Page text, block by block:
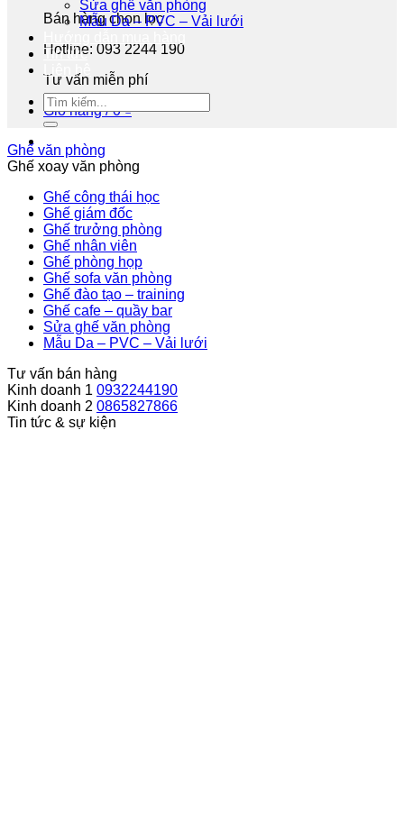
Bán hàng chọn lọc
Hotline: 093 2244 190
Tư vấn miễn phí
Giỏ hàng /0₫
Sửa ghế văn phòng
Mẫu Da – PVC – Vải lưới
Tin tức
Liên hệ
Ghế văn phòng
Ghế xoay văn phòng
Ghế công thái học
Ghế giám đốc
Ghế trưởng phòng
Ghế nhân viên
Ghế phòng họp
Ghế sofa văn phòng
Ghế đào tạo – training
Ghế cafe – quầy bar
Sửa ghế văn phòng
Mẫu Da – PVC – Vải lưới
Tư vấn bán hàng
Kinh doanh 1 0932244190
Kinh doanh 2 0865827866
Tin tức & sự kiện